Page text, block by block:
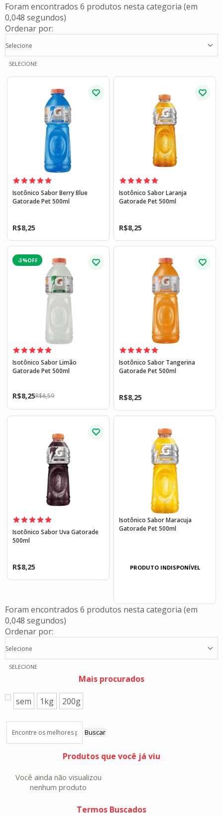
Foram encontrados 6 produtos nesta categoria (em
0,048 segundos)
Ordenar por:
Selecione
SELECIONE
Isotônico Sabor Berry Blue
Gatorade Pet 500ml
R$8,25
Isotônico Sabor Laranja
Gatorade Pet 500ml
R$8,25
-3%
Isotônico Sabor Limão
Gatorade Pet 500ml
R$8,59
R$8,25
Isotônico Sabor Tangerina
Gatorade Pet 500ml
R$8,25
Isotônico Sabor Uva Gatorade
500ml
R$8,25
Isotônico Sabor Maracuja
Gatorade Pet 500ml
PRODUTO INDISPONÍVEL
Foram encontrados 6 produtos nesta categoria (em
0,048 segundos)
Ordenar por:
Selecione
SELECIONE
Mais procurados
sem 1kg 200g
Buscar
Produtos que você já viu
Você ainda não visualizou
nenhum produto
Termos Buscados